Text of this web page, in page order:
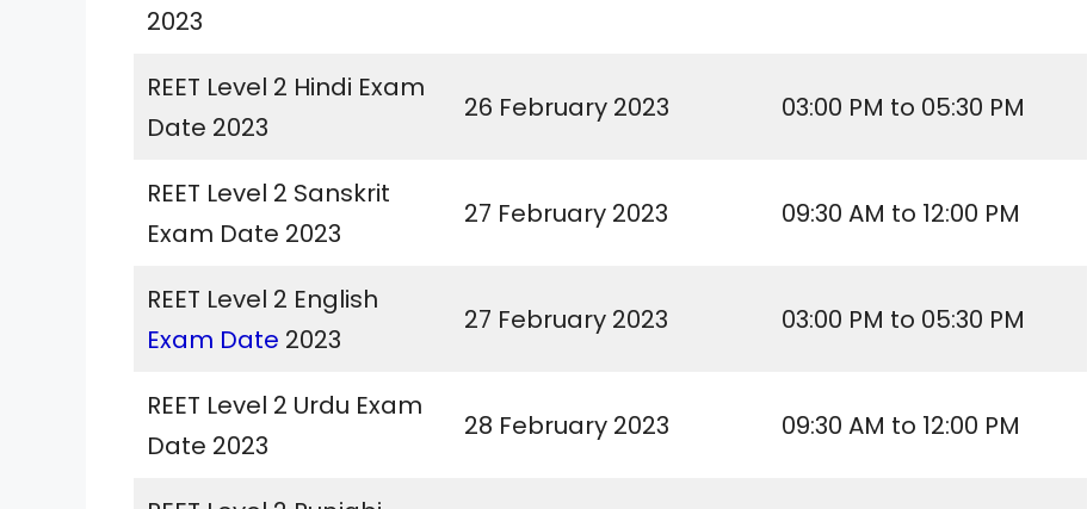
2023
REET Level 2 Hindi Exam
Date 2023
26 February 2023 03:00 PM to 05:30 PM
REET Level 2 Sanskrit
Exam Date 2023
27 February 2023 09:30 AM to 12:00 PM
REET Level 2 English
Exam Date 2023
27 February 2023 03:00 PM to 05:30 PM
REET Level 2 Urdu Exam
Date 2023
28 February 2023 09:30 AM to 12:00 PM